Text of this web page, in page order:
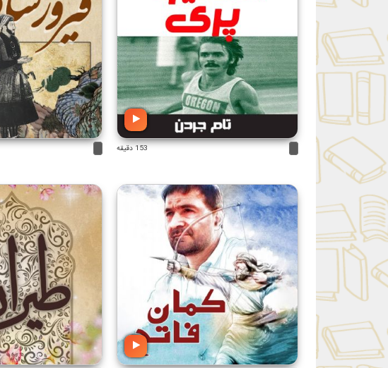
153 دقیقه